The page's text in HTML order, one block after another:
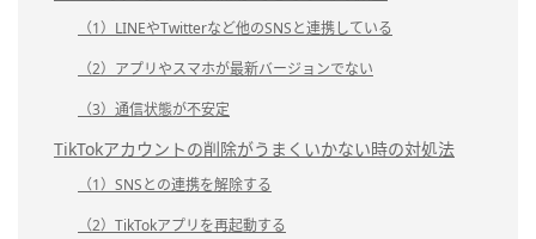
（1）LINEやTwitterなど他のSNSと連携している
（2）アプリやスマホが最新バージョンでない
（3）通信状態が不安定
TikTokアカウントの削除がうまくいかない時の対処法
（1）SNSとの連携を解除する
（2）TikTokアプリを再起動する